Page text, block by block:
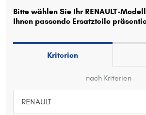
Oder
Hersteller wählen
Typ wählen
Bitte wählen Sie Ihr RENAULT-
Ihnen passende Ersatzteile
Kriterien
nach Kriterien
RENAULT